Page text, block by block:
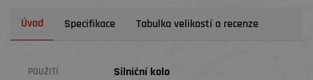
Úvod Specifikace Tabulka velikostí a recenze
POUŽITÍ Silniční kolo